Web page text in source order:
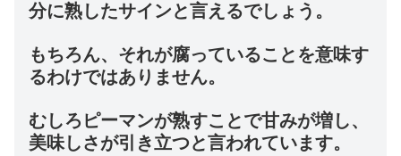
分に熟したサインと言えるでしょう。
もちろん、それが腐っていることを意味す
るわけではありません。
むしろピーマンが熟すことで甘みが増し、
美味しさが引き立つと言われています。